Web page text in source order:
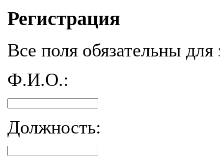
Регистрация
Все поля обязательны для
Ф.И.О.:
Должность: